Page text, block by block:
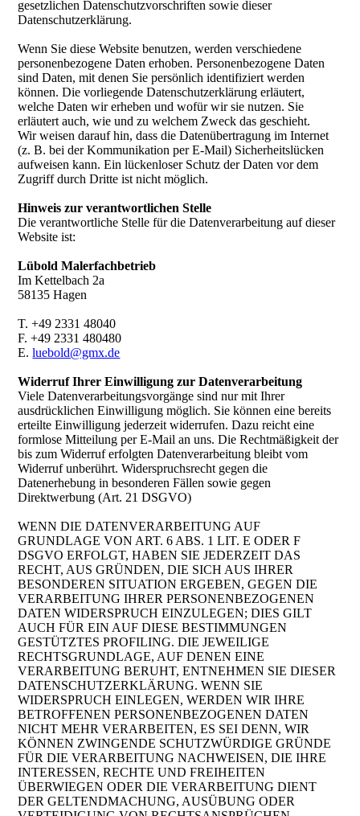
gesetzlichen Datenschutzvorschriften sowie dieser
Datenschutzerklärung.
Wenn Sie diese Website benutzen, werden verschiedene
personenbezogene Daten erhoben. Personenbezogene Daten
sind Daten, mit denen Sie persönlich identifiziert werden
können. Die vorliegende Datenschutzerklärung erläutert,
welche Daten wir erheben und wofür wir sie nutzen. Sie
erläutert auch, wie und zu welchem Zweck das geschieht.
Wir weisen darauf hin, dass die Datenübertragung im Internet
(z. B. bei der Kommunikation per E-Mail) Sicherheitslücken
aufweisen kann. Ein lückenloser Schutz der Daten vor dem
Zugriff durch Dritte ist nicht möglich.
Hinweis zur verantwortlichen Stelle
Die verantwortliche Stelle für die Datenverarbeitung auf dieser
Website ist:
Lübold Malerfachbetrieb
Im Kettelbach 2a
58135 Hagen
T. +49 2331 48040
F. +49 2331 480480
E.luebold@gmx.de
Widerruf Ihrer Einwilligung zur Datenverarbeitung
Viele Datenverarbeitungsvorgänge sind nur mit Ihrer
ausdrücklichen Einwilligung möglich. Sie können eine bereits
erteilte Einwilligung jederzeit widerrufen. Dazu reicht eine
formlose Mitteilung per E-Mail an uns. Die Rechtmäßigkeit der
bis zum Widerruf erfolgten Datenverarbeitung bleibt vom
Widerruf unberührt. Widerspruchsrecht gegen die
Datenerhebung in besonderen Fällen sowie gegen
Direktwerbung (Art. 21 DSGVO)
WENN DIE DATENVERARBEITUNG AUF
GRUNDLAGE VON ART. 6 ABS. 1 LIT. E ODER F
DSGVO ERFOLGT, HABEN SIE JEDERZEIT DAS
RECHT, AUS GRÜNDEN, DIE SICH AUS IHRER
BESONDEREN SITUATION ERGEBEN, GEGEN DIE
VERARBEITUNG IHRER PERSONENBEZOGENEN
DATEN WIDERSPRUCH EINZULEGEN; DIES GILT
AUCH FÜR EIN AUF DIESE BESTIMMUNGEN
GESTÜTZTES PROFILING. DIE JEWEILIGE
RECHTSGRUNDLAGE, AUF DENEN EINE
VERARBEITUNG BERUHT, ENTNEHMEN SIE DIESER
DATENSCHUTZERKLÄRUNG. WENN SIE
WIDERSPRUCH EINLEGEN, WERDEN WIR IHRE
BETROFFENEN PERSONENBEZOGENEN DATEN
NICHT MEHR VERARBEITEN, ES SEI DENN, WIR
KÖNNEN ZWINGENDE SCHUTZWÜRDIGE GRÜNDE
FÜR DIE VERARBEITUNG NACHWEISEN, DIE IHRE
INTERESSEN, RECHTE UND FREIHEITEN
ÜBERWIEGEN ODER DIE VERARBEITUNG DIENT
DER GELTENDMACHUNG, AUSÜBUNG ODER